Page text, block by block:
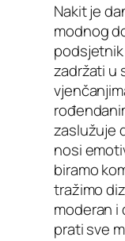
Nakit je
modnog
zadržati u
zaslužuje
nosi
biramo
tražimo
moderan i
prati sve